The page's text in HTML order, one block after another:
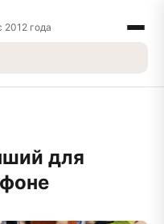
2012 года
для